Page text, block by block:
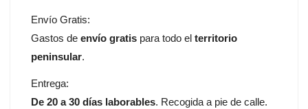
Envío Gratis:
Gastos de envío gratis para todo elterritorio
peninsular.
Entrega:
De 20 a 30 días laborables. Recogida a pie de calle.